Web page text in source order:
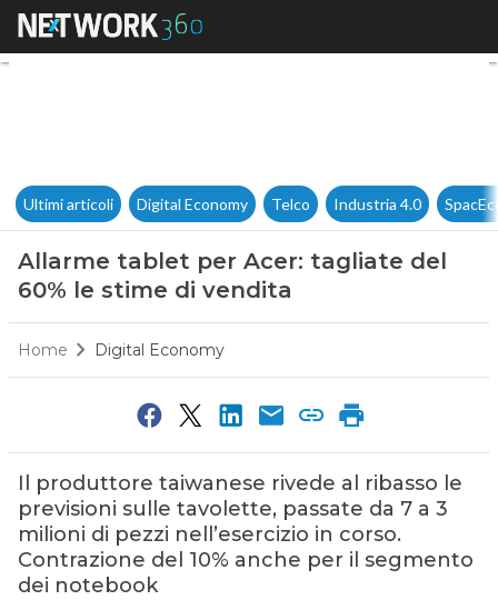
Allarme tablet per Acer:
Ultimi articoli Digital Economy Telco Industria 4.0
Allarme tablet per Acer: tagliate del
60% le stime di vendita
Home Digital Economy
Il produttore taiwanese rivede al ribasso le
previsioni sulle tavolette, passate da 7 a 3
milioni di pezzi nell’esercizio in corso.
Contrazione del 10% anche per il segmento
dei notebook